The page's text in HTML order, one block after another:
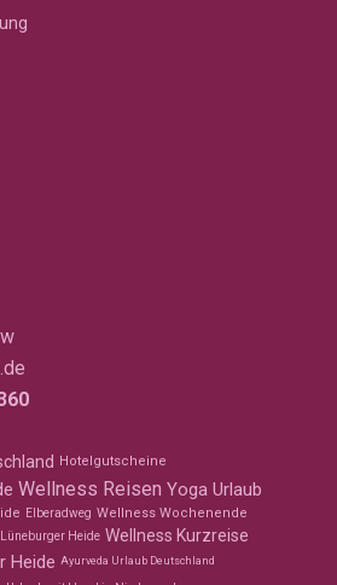
Hotelgutscheine
Wellness Reisen Yoga Urlaub
Elberadweg Wellness Wochenende
Heide Wellness Kurzreise
Heide Ayurveda Urlaub Deutschland